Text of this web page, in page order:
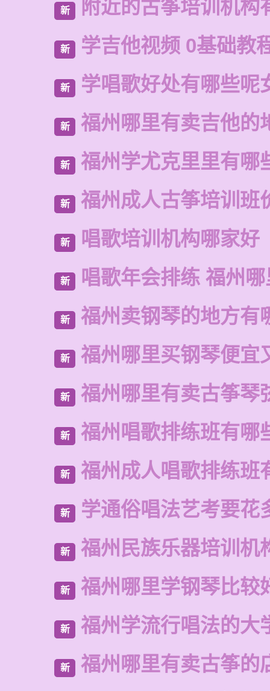
新 附近的古筝培训机构
新 学吉他视频 0基础教
新 学唱歌好处有哪些呢
新 福州哪里有卖吉他的
新 福州学尤克里里有哪
新 福州成人古筝培训班
新 唱歌培训机构哪家好
新 唱歌年会排练 福州
新 福州卖钢琴的地方有
新 福州哪里买钢琴便宜
新 福州哪里有卖古筝琴
新 福州唱歌排练班有哪
新 福州成人唱歌排练班
新 学通俗唱法艺考要花
新 福州民族乐器培训机
新 福州哪里学钢琴比较
新 福州学流行唱法的大
新 福州哪里有卖古筝的